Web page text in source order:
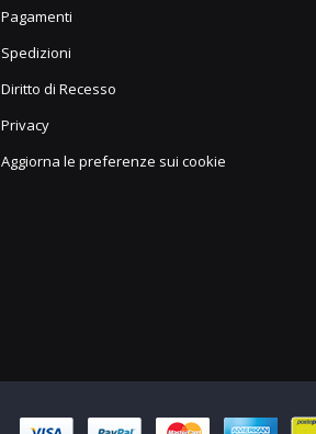
Pagamenti
Spedizioni
Diritto di Recesso
Privacy
Aggiorna le preferenze sui cookie